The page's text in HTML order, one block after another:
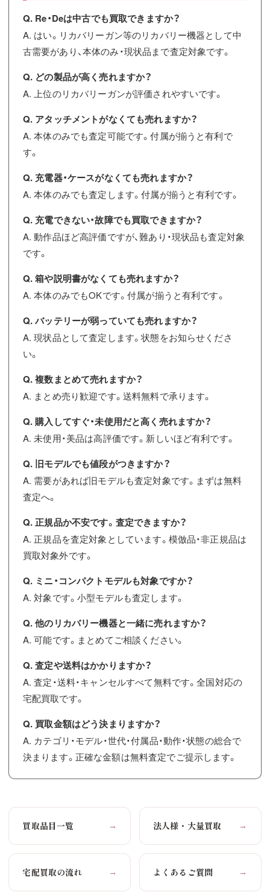
Q. Re・Deは中古でも買取できますか？
A. はい。リカバリーガン等のリカバリー機器として中
古需要があり、本体のみ・現状品まで査定対象です。
Q. どの製品が高く売れますか？
A. 上位のリカバリーガンが評価されやすいです。
Q. アタッチメントがなくても売れますか？
A. 本体のみでも査定可能です。付属が揃うと有利で
す。
Q. 充電器・ケースがなくても売れますか？
A. 本体のみでも査定します。付属が揃うと有利です。
Q. 充電できない・故障でも買取できますか？
A. 動作品ほど高評価ですが、難あり・現状品も査定対象
です。
Q. 箱や説明書がなくても売れますか？
A. 本体のみでもOKです。付属が揃うと有利です。
Q. バッテリーが弱っていても売れますか？
A. 現状品として査定します。状態をお知らせくださ
い。
Q. 複数まとめて売れますか？
A. まとめ売り歓迎です。送料無料で承ります。
Q. 購入してすぐ・未使用だと高く売れますか？
A. 未使用・美品は高評価です。新しいほど有利です。
Q. 旧モデルでも値段がつきますか？
A. 需要があれば旧モデルも査定対象です。まずは無料
査定へ。
Q. 正規品か不安です。査定できますか？
A. 正規品を査定対象としています。模倣品・非正規品は
買取対象外です。
Q. ミニ・コンパクトモデルも対象ですか？
A. 対象です。小型モデルも査定します。
Q. 他のリカバリー機器と一緒に売れますか？
A. 可能です。まとめてご相談ください。
Q. 査定や送料はかかりますか？
A. 査定・送料・キャンセルすべて無料です。全国対応の
宅配買取です。
Q. 買取金額はどう決まりますか？
A. カテゴリ・モデル・世代・付属品・動作・状態の総合で
決まります。正確な金額は無料査定でご提示します。
買取品目一覧 → 法人様・大量買取 →
宅配買取の流れ → よくあるご質問 →